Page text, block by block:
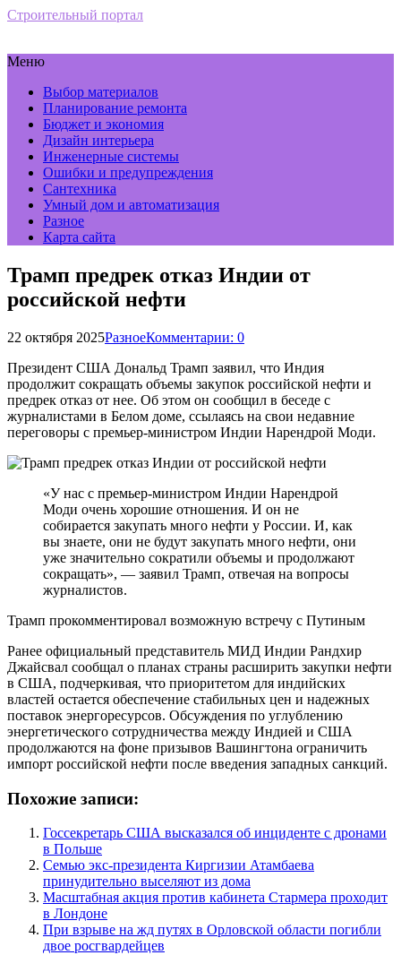
Строительный портал
Меню
Выбор материалов
Планирование ремонта
Бюджет и экономия
Дизайн интерьера
Инженерные системы
Ошибки и предупреждения
Сантехника
Умный дом и автоматизация
Разное
Карта сайта
Трамп предрек отказ Индии от
российской нефти
22 октября 2025РазноеКомментарии: 0
Президент США Дональд Трамп заявил, что Индия
продолжит сокращать объемы закупок российской нефти и
предрек отказ от нее. Об этом он сообщил в беседе с
журналистами в Белом доме, ссылаясь на свои недавние
переговоры с премьер-министром Индии Нарендрой Моди.
«У нас с премьер-министром Индии Нарендрой
Моди очень хорошие отношения. И он не
собирается закупать много нефти у России. И, как
вы знаете, они не будут закупать много нефти, они
уже значительно сократили объемы и продолжают
сокращать», — заявил Трамп, отвечая на вопросы
журналистов.
Трамп прокомментировал возможную встречу с Путиным
Ранее официальный представитель МИД Индии Рандхир
Джайсвал сообщал о планах страны расширить закупки нефти
в США, подчеркивая, что приоритетом для индийских
властей остается обеспечение стабильных цен и надежных
поставок энергоресурсов. Обсуждения по углублению
энергетического сотрудничества между Индией и США
продолжаются на фоне призывов Вашингтона ограничить
импорт российской нефти после введения западных санкций.
Похожие записи:
Госсекретарь США высказался об инциденте с дронами
в Польше
Семью экс-президента Киргизии Атамбаева
принудительно выселяют из дома
Масштабная акция против кабинета Стармера проходит
в Лондоне
При взрыве на жд путях в Орловской области погибли
двое росгвардейцев